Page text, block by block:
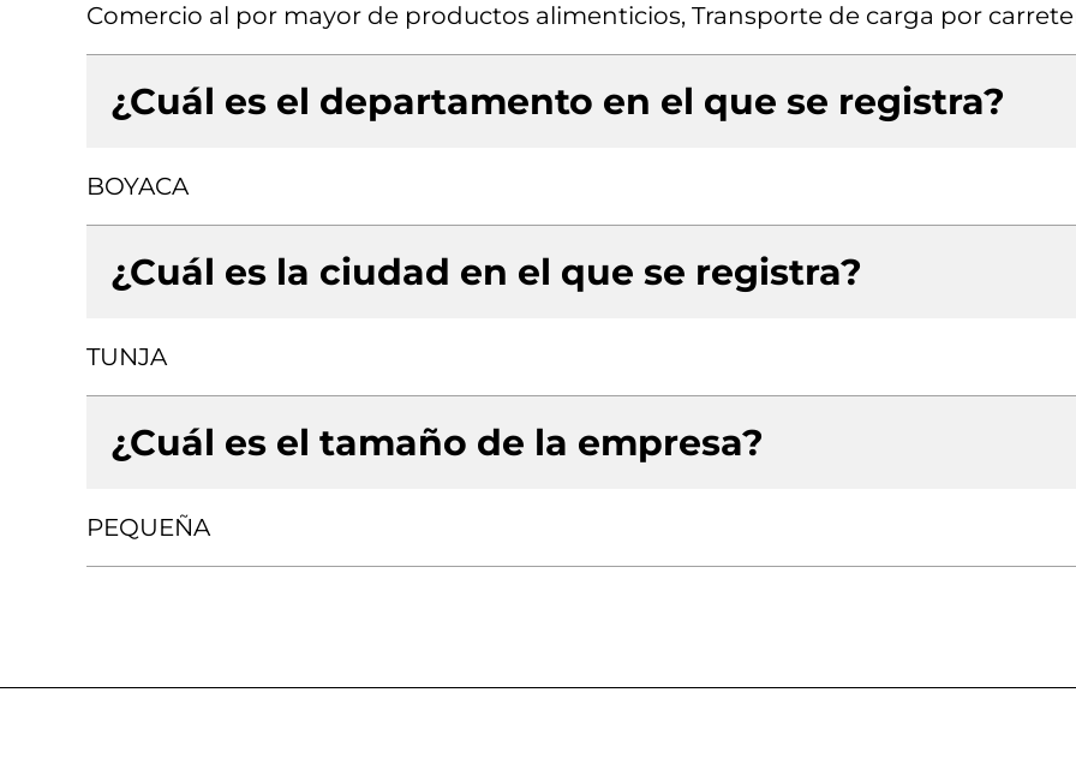
Comercio al por mayor de productos alimenticios, Transporte de carga por
¿Cuál es el departamento en el que se registra?
BOYACA
¿Cuál es la ciudad en el que se registra?
TUNJA
¿Cuál es el tamaño de la empresa?
PEQUEÑA